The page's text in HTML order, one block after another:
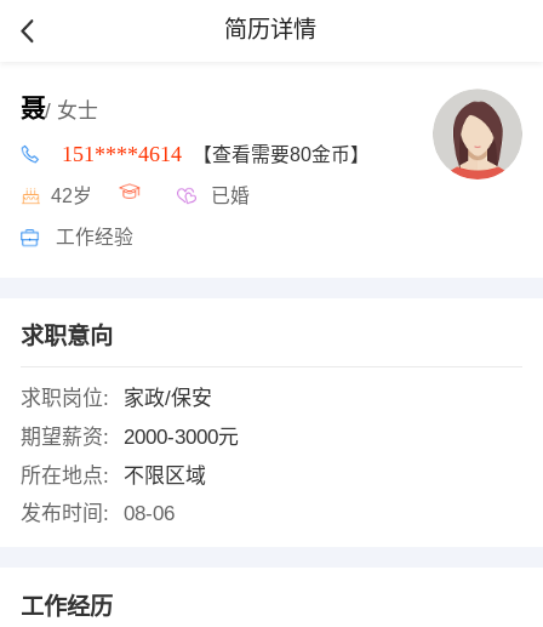
简历详情
聂/ 女士
151****4614 【查看需要80金币】
42岁 已婚
工作经验
求职意向
求职岗位:
家政/保安
期望薪资:
2000-3000元
所在地点:
不限区域
发布时间:
08-06
工作经历